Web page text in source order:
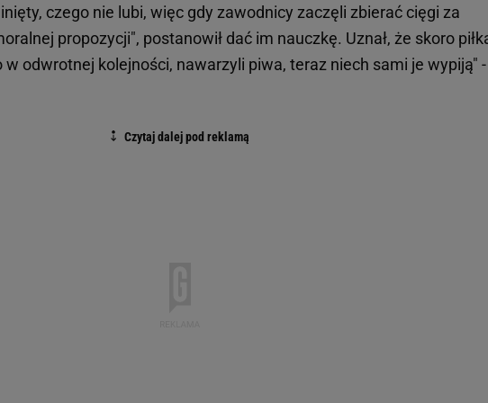
czego nie lubi, więc gdy zawodnicy zaczęli zbierać cięgi za
propozycji", postanowił dać im nauczkę. Uznał, że skoro
odwrotnej kolejności, nawarzyli piwa, teraz niech sami je wypiją" -